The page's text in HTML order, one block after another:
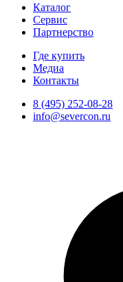
Каталог
Сервис
Партнерство
Где купить
Медиа
Контакты
8 (495) 252-08-28
info@severcon.ru